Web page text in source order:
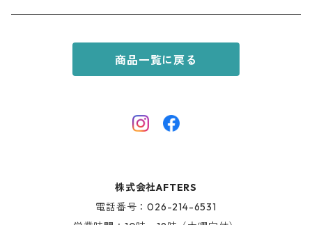
AFTERS SPORT
商品一覧に戻る
株式会社AFTERS
電話番号：026-214-6531